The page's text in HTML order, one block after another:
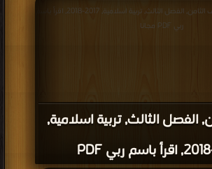
الفصل الثالث, تربية اسلامية,
قراءة و تحميل كتاب الصف الثامن, الفصل الثالث, تربية اسلامية, 2017-2018, اقرأ باسم
ربي PDF مجانا